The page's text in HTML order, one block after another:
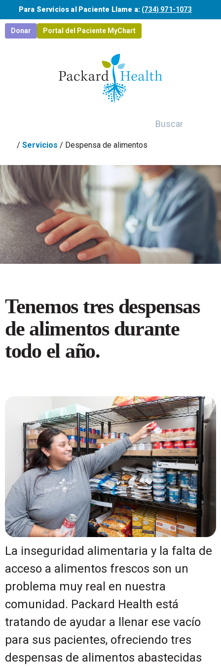
Saltar al contenido principal
Para Servicios al Paciente Llame a: (734) 971-1073
Donar Portal del Paciente MyChart
/ Servicios / Despensa de alimentos
Tenemos tres despensas
de alimentos durante
todo el año.
La inseguridad alimentaria y la falta de
acceso a alimentos frescos son un
problema muy real en nuestra
comunidad. Packard Health está
tratando de ayudar a llenar ese vacío
para sus pacientes, ofreciendo tres
despensas de alimentos abastecidas